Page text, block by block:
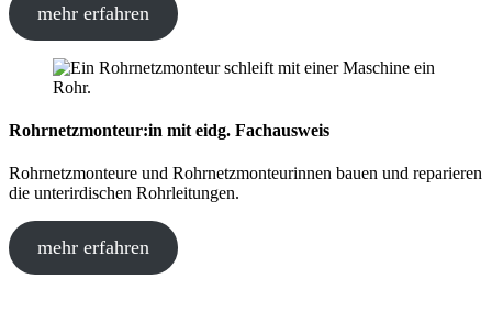
mehr erfahren
Rohrnetzmonteur:in mit eidg. Fachausweis
Rohrnetzmonteure und Rohrnetzmonteurinnen bauen und reparieren
die unterirdischen Rohrleitungen.
mehr erfahren